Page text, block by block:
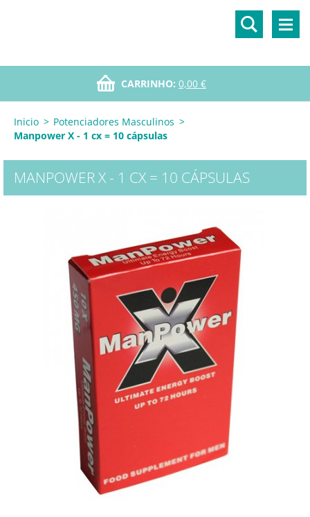
CARRINHO: 0,00 €
Inicio > Potenciadores Masculinos >
Manpower X - 1 cx = 10 cápsulas
MANPOWER X - 1 CX = 10 CÁPSULAS